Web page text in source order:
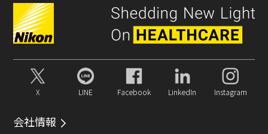
X LINE Facebook LinkedIn Instagram
会社情報